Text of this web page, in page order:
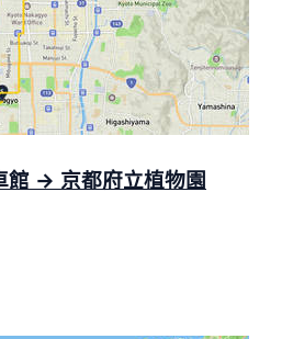
館 → 京都府立植物園